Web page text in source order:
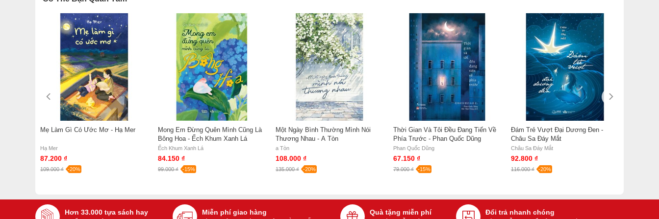
Mẹ Làm Gì Có Ước Mơ - Hạ Mer
Hạ Mer
87.200 ₫
109.000 ₫ -20%
Mong Em Đừng Quên Mình Cũng Là
Bông Hoa - Ếch Khum Xanh Lá
Ếch Khum Xanh Lá
84.150 ₫
99.000 ₫ -15%
Một Ngày Bình Thường Mình Nói
Thương Nhau - A Tòn
a Tòn
108.000 ₫
135.000 ₫ -20%
Thời Gian Và Tôi Đều Đang Tiến Về
Phía Trước - Phan Quốc Dũng
Phan Quốc Dũng
67.150 ₫
79.000 ₫ -15%
Đám Trẻ Vượt Đại Dương Đen -
Châu Sa Đáy Mắt
Châu Sa Đáy Mắt
92.800 ₫
116.000 ₫ -20%
Hơn 33.000 tựa sách hay Miễn phí giao hàng Quà tặng miễn phí Đổi trả nhanh chóng